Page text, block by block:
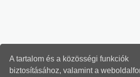
A tartalom és a közösségi funkciók
biztosításához, valamint a